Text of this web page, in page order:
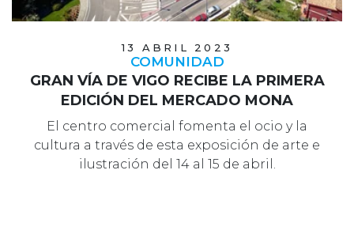
13 ABRIL 2023
COMUNIDAD
GRAN VÍA DE VIGO RECIBE LA PRIMERA
EDICIÓN DEL MERCADO MONA
El centro comercial fomenta el ocio y la
cultura a través de esta exposición de arte e
ilustración del 14 al 15 de abril.